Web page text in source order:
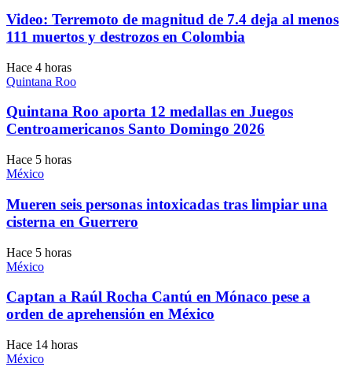
Video: Terremoto de magnitud de 7.4 deja al menos
111 muertos y destrozos en Colombia
Hace 4 horas
Quintana Roo
Quintana Roo aporta 12 medallas en Juegos
Centroamericanos Santo Domingo 2026
Hace 5 horas
México
Mueren seis personas intoxicadas tras limpiar una
cisterna en Guerrero
Hace 5 horas
México
Captan a Raúl Rocha Cantú en Mónaco pese a
orden de aprehensión en México
Hace 14 horas
México